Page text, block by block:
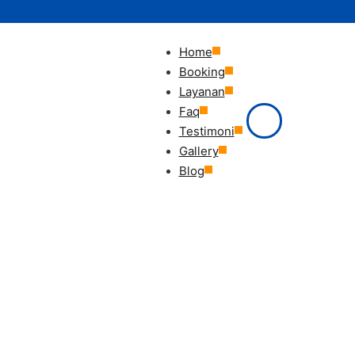
Home
Booking
Layanan
Faq
Testimoni
Gallery
Blog